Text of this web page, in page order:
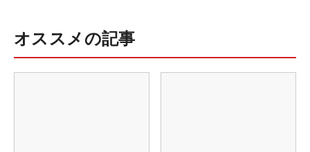
オススメの記事